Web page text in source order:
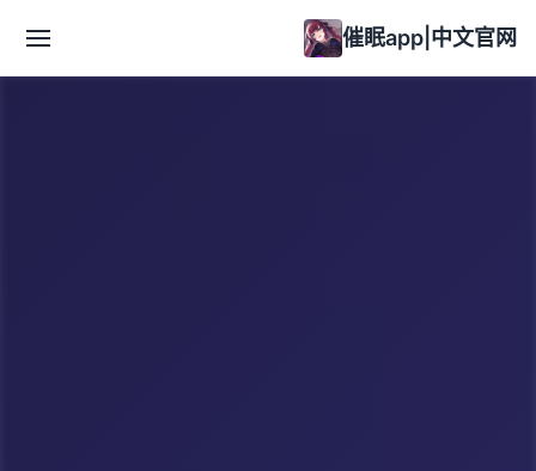
催眠app|中文官网